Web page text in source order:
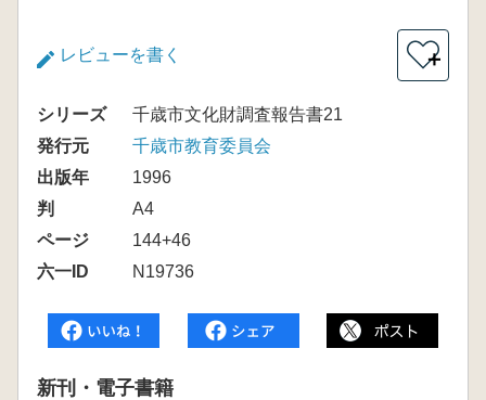
レビューを書く ＋
シリーズ
千歳市文化財調査報告書21
発行元
千歳市教育委員会
出版年
1996
判
A4
ページ
144+46
六一ID
N19736
新刊・電子書籍